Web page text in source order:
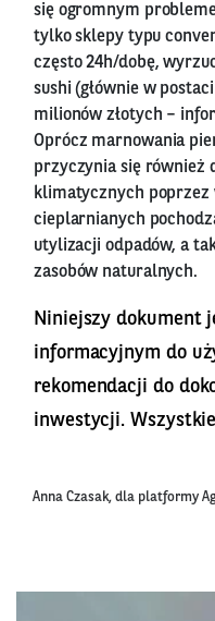
się ogromnym
tylko sklepy typu
często 24h/dobę,
sushi (głównie w
milionów złotych –
Oprócz marnowania
przyczynia się również
klimatycznych poprzez
cieplarnianych
utylizacji odpadów, a
zasobów naturalnych.
Niniejszy dokument
informacyjnym do
rekomendacji do
inwestycji.
Anna Czasak, dla platformy